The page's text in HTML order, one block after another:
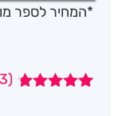
*המחיר לספר
(
3